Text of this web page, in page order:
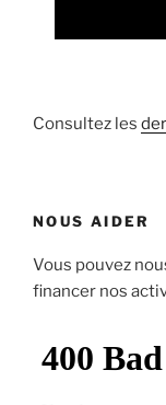
Consultez les
NOUS AIDER
Vous pouvez
financer nos